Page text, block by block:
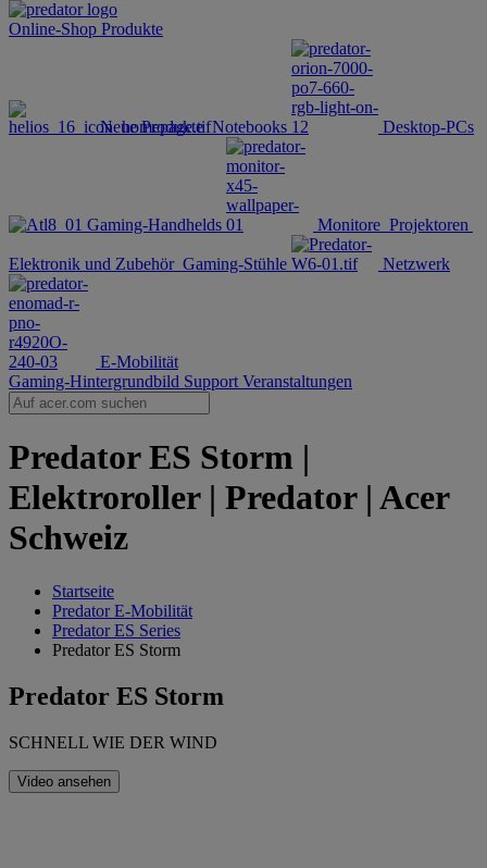
Online-Shop Produkte
Neue Produkte Notebooks Desktop-PCs
Gaming-Handhelds Monitore Projektoren
Elektronik und Zubehör Gaming-Stühle Netzwerk
E-Mobilität
Gaming-Hintergrundbild Support Veranstaltungen
Predator ES Storm |
Elektroroller | Predator | Acer
Schweiz
Startseite
‌Predator E-Mobilität
Predator ES Series
Predator ES Storm
Predator ES Storm
SCHNELL WIE DER WIND
Video ansehen